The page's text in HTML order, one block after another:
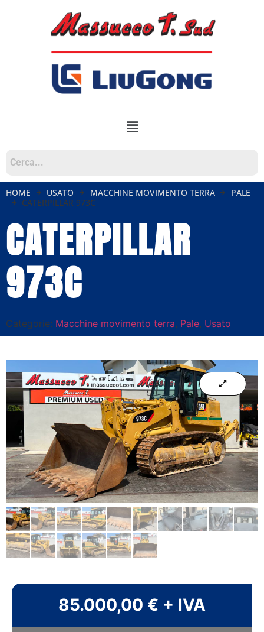
HOME USATO MACCHINE MOVIMENTO TERRA
PALE
CATERPILLAR 973C
CATERPILLAR
973C
Categorie: Macchine movimento terra, Pale, Usato
85.000,00 € + IVA